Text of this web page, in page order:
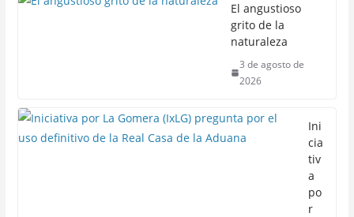
El angustioso
grito de la
naturaleza
3 de agosto de
2026
Ini
cia
tiv
a
po
r